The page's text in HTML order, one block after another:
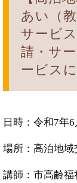
あい（
サービ
請・サ
ービス
日時：令和7年
場所：高泊地域
講師：市高齢福